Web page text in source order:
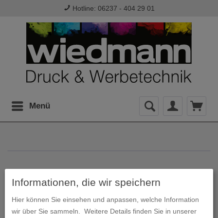
Hotline: 06237 - 404 29 01
Menü
Leitsysteme
Informationen, die wir speichern
Hier können Sie einsehen und anpassen, welche Information
wir über Sie sammeln.
Weitere Details finden Sie in unserer